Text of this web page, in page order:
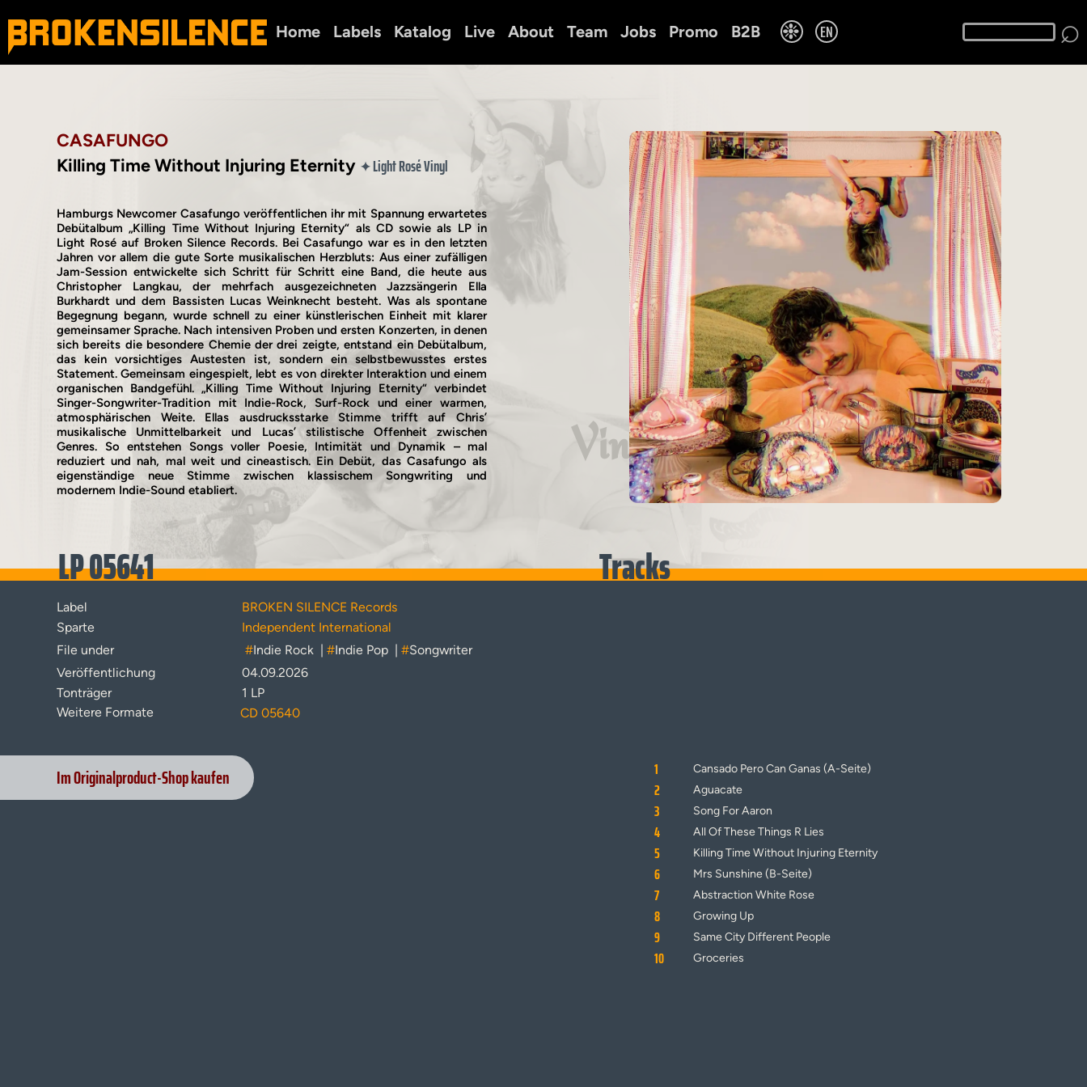
Vinyl
Home Labels Katalog Live About Team Jobs Promo B2B ❉ EN ⌕
CASAFUNGO
Killing Time Without Injuring Eternity ✦Light Rosé Vinyl
Hamburgs Newcomer Casafungo veröffentlichen ihr mit Spannung erwartetes
Debütalbum „Killing Time Without Injuring Eternity“ als CD sowie als LP in
Light Rosé auf Broken Silence Records. Bei Casafungo war es in den letzten
Jahren vor allem die gute Sorte musikalischen Herzbluts: Aus einer zufälligen
Jam-Session entwickelte sich Schritt für Schritt eine Band, die heute aus
Christopher Langkau, der mehrfach ausgezeichneten Jazzsängerin Ella
Burkhardt und dem Bassisten Lucas Weinknecht besteht. Was als spontane
Begegnung begann, wurde schnell zu einer künstlerischen Einheit mit klarer
gemeinsamer Sprache. Nach intensiven Proben und ersten Konzerten, in denen
sich bereits die besondere Chemie der drei zeigte, entstand ein Debütalbum,
das kein vorsichtiges Austesten ist, sondern ein selbstbewusstes erstes
Statement. Gemeinsam eingespielt, lebt es von direkter Interaktion und einem
organischen Bandgefühl. „Killing Time Without Injuring Eternity“ verbindet
Singer-Songwriter-Tradition mit Indie-Rock, Surf-Rock und einer warmen,
atmosphärischen Weite. Ellas ausdrucksstarke Stimme trifft auf Chris’
musikalische Unmittelbarkeit und Lucas’ stilistische Offenheit zwischen
Genres. So entstehen Songs voller Poesie, Intimität und Dynamik – mal
reduziert und nah, mal weit und cineastisch. Ein Debüt, das Casafungo als
eigenständige neue Stimme zwischen klassischem Songwriting und
modernem Indie-Sound etabliert.
LP 05641 Tracks
Label
BROKEN SILENCE Records
Sparte
Independent International
File under
#Indie Rock | #Indie Pop | #Songwriter
Veröffentlichung
04.09.2026
Tonträger
1 LP
Weitere Formate
CD 05640
Im Originalproduct-Shop kaufen 1 Cansado Pero Can Ganas (A-Seite)
2 Aguacate
3 Song For Aaron
4 All Of These Things R Lies
5 Killing Time Without Injuring Eternity
6 Mrs Sunshine (B-Seite)
7 Abstraction White Rose
8 Growing Up
9 Same City Different People
10 Groceries